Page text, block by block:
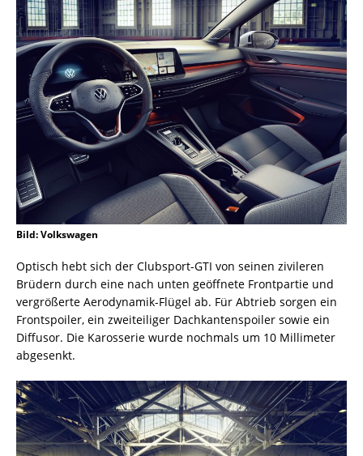
Bild: Volkswagen
Optisch hebt sich der Clubsport-GTI von seinen zivileren
Brüdern durch eine nach unten geöffnete Frontpartie und
vergrößerte Aerodynamik-Flügel ab. Für Abtrieb sorgen ein
Frontspoiler, ein zweiteiliger Dachkantenspoiler sowie ein
Diffusor. Die Karosserie wurde nochmals um 10 Millimeter
abgesenkt.